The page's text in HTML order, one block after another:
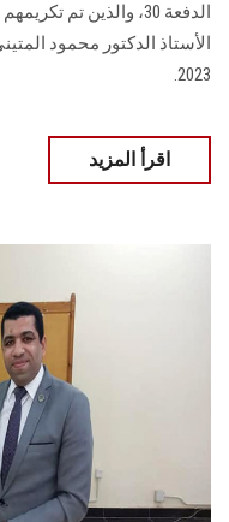
الدفعة 30، والذين تم
2023.
اقرأ المزيد